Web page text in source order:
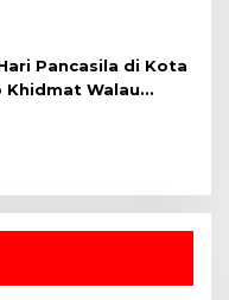
Pancasila di Kota
Khidmat Walau